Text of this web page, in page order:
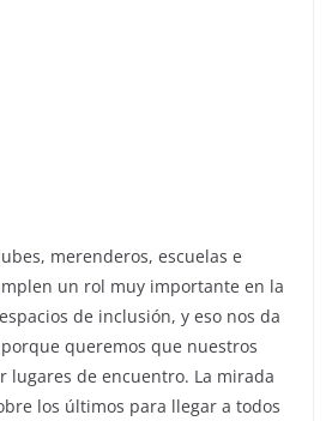
merenderos, escuelas e
un rol muy importante en la
de inclusión, y eso nos da
queremos que nuestros
lugares de encuentro. La mirada
los últimos para llegar a todos